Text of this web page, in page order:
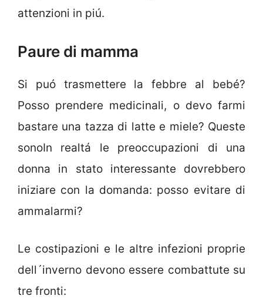
attenzioni in piú.
Paure di mamma
Si puó trasmettere la febbre al bebé?
Posso prendere medicinali, o devo farmi
bastare una tazza di latte e miele? Queste
sonoIn realtá le preoccupazioni di una
donna in stato interessante dovrebbero
iniziare con la domanda: posso evitare di
ammalarmi?
Le costipazioni e le altre infezioni proprie
dell´inverno devono essere combattute su
tre fronti: